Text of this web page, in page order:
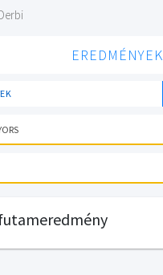
EREDMÉNYEK